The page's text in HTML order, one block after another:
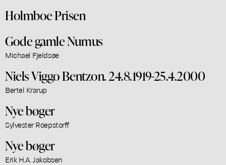
Holmboe Prisen
Gode gamle Numus
Michael Fjeldsøe
Niels Viggo Bentzon. 24.8.1919-25.4.2000
Bertel Krarup
Nye bøger
Sylvester Roepstorff
Nye bøger
Erik H.A. Jakobsen